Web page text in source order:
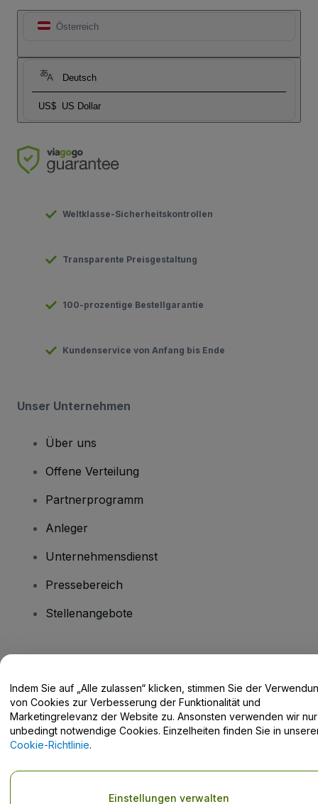
Österreich
Deutsch
US$ US Dollar
Weltklasse-Sicherheitskontrollen
Transparente Preisgestaltung
100-prozentige Bestellgarantie
Kundenservice von Anfang bis Ende
Unser Unternehmen
Über uns
Offene Verteilung
Partnerprogramm
Anleger
Unternehmensdienst
Pressebereich
Stellenangebote
Hilfe-Center / Kontakt
Durch die Nutzung dieser Website akzeptieren Sie die
Indem Sie auf „Alle zulassen“ klicken, stimmen Sie der
von Cookies zur Verbesserung der Funktionalität und
Marketingrelevanz der Website zu. Ansonsten verwenden wir nur
unbedingt notwendige Cookies. Einzelheiten finden Sie in
Cookie-Richtlinie.
Einstellungen verwalten